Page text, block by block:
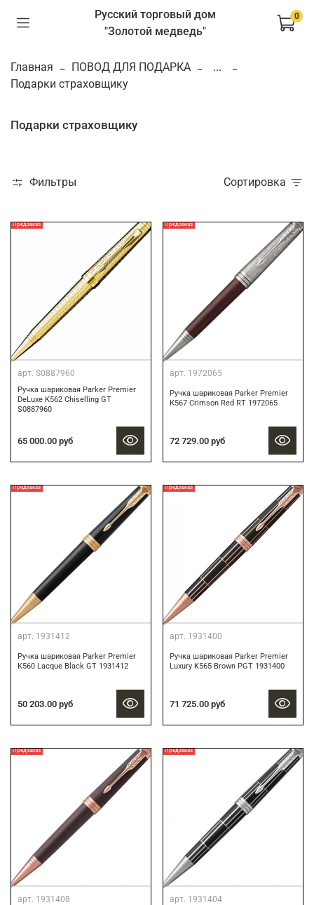
Русский торговый дом
"Золотой медведь"
0
Главная ПОВОД ДЛЯ ПОДАРКА
...
Подарки страховщику
Подарки страховщику
Фильтры Сортировка
Предзаказ
арт. S0887960
Ручка шариковая Parker Premier
DeLuxe K562 Chiselling GT
S0887960
65 000.00 руб
Предзаказ
арт. 1972065
Ручка шариковая Parker Premier
K567 Crimson Red RT 1972065
72 729.00 руб
Предзаказ
арт. 1931412
Ручка шариковая Parker Premier
K560 Lacque Black GT 1931412
50 203.00 руб
Предзаказ
арт. 1931400
Ручка шариковая Parker Premier
Luxury K565 Brown PGT 1931400
71 725.00 руб
Предзаказ
арт. 1931408
Предзаказ
арт. 1931404